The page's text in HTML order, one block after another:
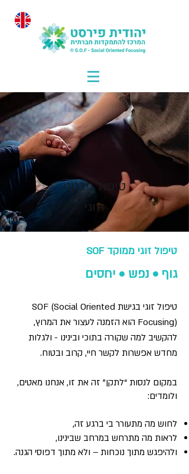
טיפול פרטני
וזוגי
טיפול זוגי ממוקד SOF
גוף • נפש • יחסים
טיפול זוגי בגישת SOF (Social Oriented
Focusing) הוא הזמנה לעצור את המרוץ,
להקשיב למה שקורה בתוכי ובינינו - ולגלות
מחדש אפשרות לקשר חיי, קרוב ובטוח.
במקום לנסות “לתקן” זה את זו, אנחנו מאטים,
ולומדים:
לחוש מה מתעורר בי ברגע זה,
לראות מה מתרחש במרחב שבינינו,
ולהיפגש מתוך נוכחות – ולא מתוך דפוסי הגנה.